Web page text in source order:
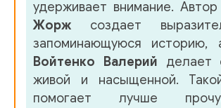
удерживает внимание. Автор
Жорж создает
запоминающуюся историю,
Войтенко Валерий делает
живой и насыщенной.
помогает лучше